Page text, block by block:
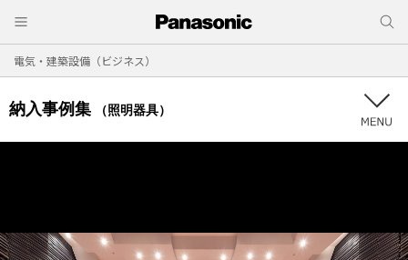
電気・建築設備（ビジネス）
納入事例集 （照明器具）